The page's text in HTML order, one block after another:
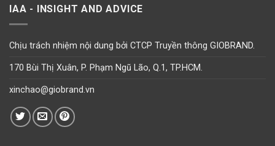
IAA - INSIGHT AND ADVICE
Chịu trách nhiệm nội dung bởi CTCP Truyền thông GIOBRAND.
170 Bùi Thị Xuân, P. Phạm Ngũ Lão, Q.1, TP.HCM.
xinchao@giobrand.vn